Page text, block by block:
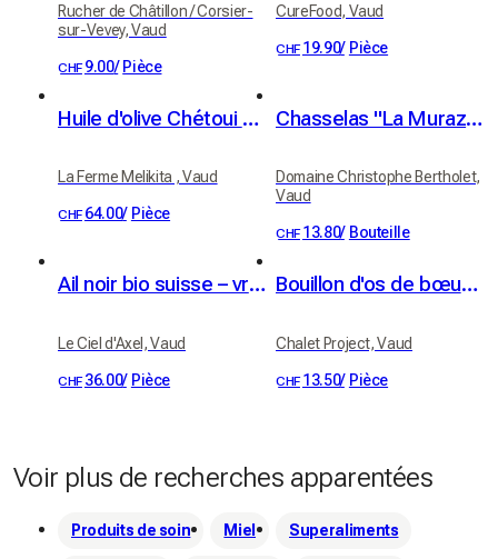
Rucher de Châtillon / Corsier-
sur-Vevey, Vaud
CHF 9.00/ Pièce
CureFood, Vaud
CHF 19.90/ Pièce
Huile d'olive Chétoui du Domaine de Béja (Tunisie) - 1 litre
La Ferme Melikita , Vaud
CHF 64.00/ Pièce
Chasselas "La Muraz" Grand Cru, Villeneuve, AOC Chablais, Christophe Bertholet 70cl
Domaine Christophe Bertholet,
Vaud
CHF 13.80/ Bouteille
Ail noir bio suisse – vrac – 230 g
Le Ciel d'Axel, Vaud
CHF 36.00/ Pièce
Bouillon d'os de bœuf bio
Chalet Project, Vaud
CHF 13.50/ Pièce
Voir plus de recherches apparentées
Produits de soin Miel Superaliments